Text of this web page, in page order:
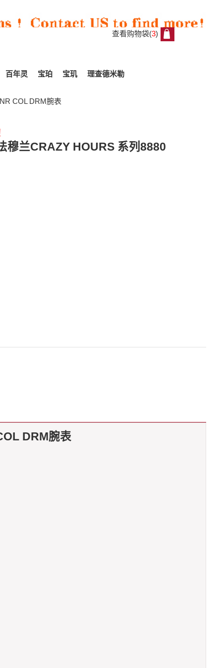
查看购物袋(3)
百年灵 宝珀 宝玑 理查德米勒
COL DRM腕表
穆兰CRAZY HOURS 系列8880
DRM腕表